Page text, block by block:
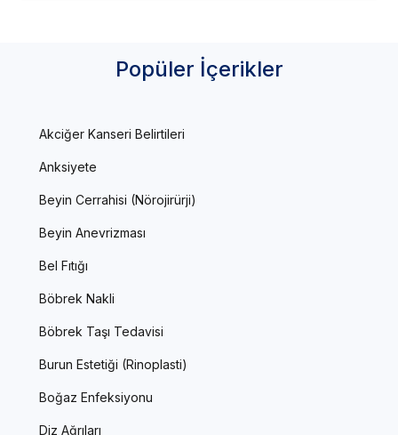
Popüler İçerikler
Akciğer Kanseri Belirtileri
Anksiyete
Beyin Cerrahisi (Nörojirürji)
Beyin Anevrizması
Bel Fıtığı
Böbrek Nakli
Böbrek Taşı Tedavisi
Burun Estetiği (Rinoplasti)
Boğaz Enfeksiyonu
Diz Ağrıları